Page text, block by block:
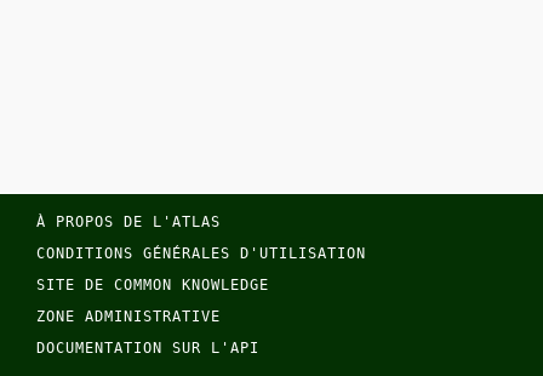
À PROPOS DE L'ATLAS
CONDITIONS GÉNÉRALES D'UTILISATION
SITE DE COMMON KNOWLEDGE
ZONE ADMINISTRATIVE
DOCUMENTATION SUR L'API